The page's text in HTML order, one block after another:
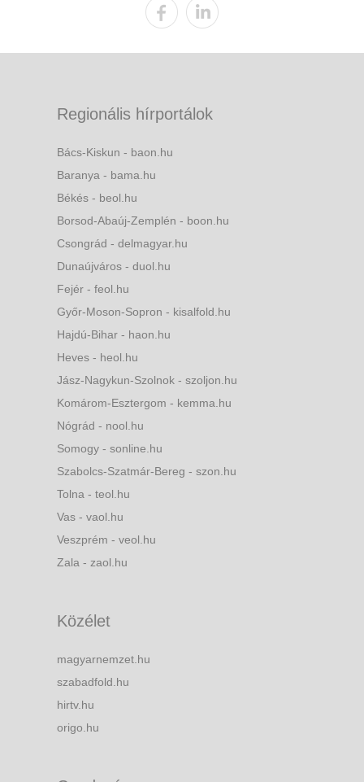
Regionális hírportálok
Bács-Kiskun - baon.hu
Baranya - bama.hu
Békés - beol.hu
Borsod-Abaúj-Zemplén - boon.hu
Csongrád - delmagyar.hu
Dunaújváros - duol.hu
Fejér - feol.hu
Győr-Moson-Sopron - kisalfold.hu
Hajdú-Bihar - haon.hu
Heves - heol.hu
Jász-Nagykun-Szolnok - szoljon.hu
Komárom-Esztergom - kemma.hu
Nógrád - nool.hu
Somogy - sonline.hu
Szabolcs-Szatmár-Bereg - szon.hu
Tolna - teol.hu
Vas - vaol.hu
Veszprém - veol.hu
Zala - zaol.hu
Közélet
magyarnemzet.hu
szabadfold.hu
hirtv.hu
origo.hu